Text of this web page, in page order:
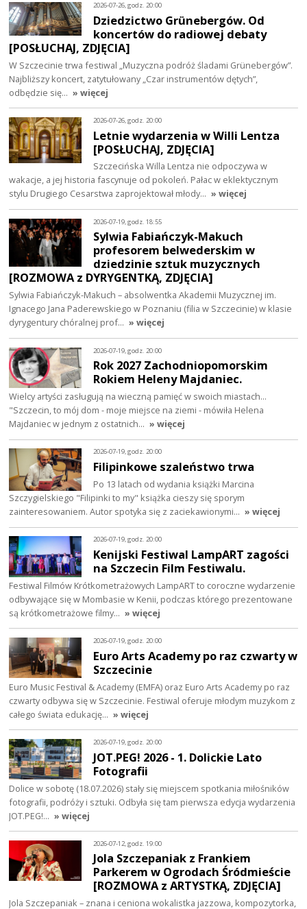
2026-07-26, godz. 20:00
Dziedzictwo Grünebergów. Od
koncertów do radiowej debaty
[POSŁUCHAJ, ZDJĘCIA]
W Szczecinie trwa festiwal „Muzyczna podróż śladami Grünebergów”.
Najbliższy koncert, zatytułowany „Czar instrumentów dętych”,
odbędzie się… » więcej
2026-07-26, godz. 20:00
Letnie wydarzenia w Willi Lentza
[POSŁUCHAJ, ZDJĘCIA]
Szczecińska Willa Lentza nie odpoczywa w
wakacje, a jej historia fascynuje od pokoleń. Pałac w eklektycznym
stylu Drugiego Cesarstwa zaprojektował młody… » więcej
2026-07-19, godz. 18:55
Sylwia Fabiańczyk-Makuch
profesorem belwederskim w
dziedzinie sztuk muzycznych
[ROZMOWA z DYRYGENTKĄ, ZDJĘCIA]
Sylwia Fabiańczyk-Makuch – absolwentka Akademii Muzycznej im.
Ignacego Jana Paderewskiego w Poznaniu (filia w Szczecinie) w klasie
dyrygentury chóralnej prof… » więcej
2026-07-19, godz. 20:00
Rok 2027 Zachodniopomorskim
Rokiem Heleny Majdaniec.
Wielcy artyści zasługują na wieczną pamięć w swoich miastach...
"Szczecin, to mój dom - moje miejsce na ziemi - mówiła Helena
Majdaniec w jednym z ostatnich… » więcej
2026-07-19, godz. 20:00
Filipinkowe szaleństwo trwa
Po 13 latach od wydania książki Marcina
Szczygielskiego "Filipinki to my" książka cieszy się sporym
zainteresowaniem. Autor spotyka się z zaciekawionymi… » więcej
2026-07-19, godz. 20:00
Kenijski Festiwal LampART zagości
na Szczecin Film Festiwalu.
Festiwal Filmów Krótkometrażowych LampART to coroczne wydarzenie
odbywające się w Mombasie w Kenii, podczas którego prezentowane
są krótkometrażowe filmy… » więcej
2026-07-19, godz. 20:00
Euro Arts Academy po raz czwarty w
Szczecinie
Euro Music Festival & Academy (EMFA) oraz Euro Arts Academy po raz
czwarty odbywa się w Szczecinie. Festiwal oferuje młodym muzykom z
całego świata edukację… » więcej
2026-07-19, godz. 20:00
JOT.PEG! 2026 - 1. Dolickie Lato
Fotografii
Dolice w sobotę (18.07.2026) stały się miejscem spotkania miłośników
fotografii, podróży i sztuki. Odbyła się tam pierwsza edycja wydarzenia
JOT.PEG!… » więcej
2026-07-12, godz. 19:00
Jola Szczepaniak z Frankiem
Parkerem w Ogrodach Śródmieście
[ROZMOWA z ARTYSTKĄ, ZDJĘCIA]
Jola Szczepaniak – znana i ceniona wokalistka jazzowa, kompozytorka,